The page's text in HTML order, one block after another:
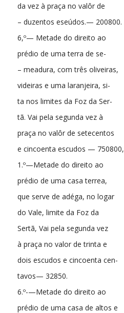
da vez à praça no valôr de
– duzentos eseúdos.— 200800.
6,º— Metade do direito ao
prédio de uma terra de se-
– meadura, com três oliveiras,
videiras e uma laranjeira, si-
ta nos limites da Foz da Ser-
tã. Vai pela segunda vez à
praça no valôr de setecentos
e cincoenta escudos — 750800,
1.º—Metade do direito ao
prédio de uma casa terrea,
que serve de adéga, no logar
do Vale, limite da Foz da
Sertã, Vai pela segunda vez
à praça no valor de trinta e
dois escudos e cincoenta cen-
tavos— 32850.
6.º-—Metade do direito ao
prédio de uma casa de altos e